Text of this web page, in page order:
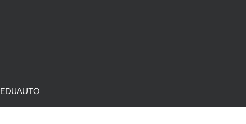
EDUAUTO